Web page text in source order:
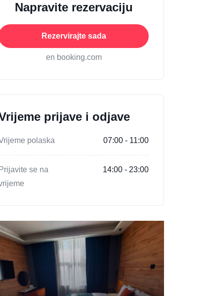
Napravite rezervaciju
Rezervirajte sada
en booking.com
prijave i odjave
polaska 07:00 - 11:00
Prijavite se na
14:00 - 23:00